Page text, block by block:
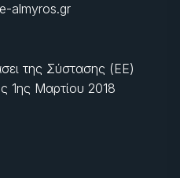
almyros.gr
της Σύστασης (ΕΕ)
1ης Μαρτίου 2018